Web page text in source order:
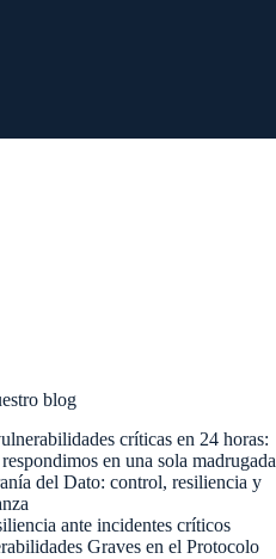
blog
críticas en 24 horas:
en una sola madrugada
del Dato: control, resiliencia y
ante incidentes críticos
Graves en el Protocolo